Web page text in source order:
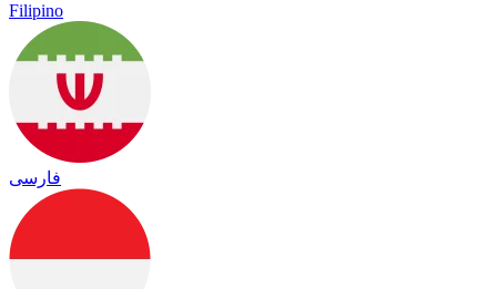
Filipino
فارسی